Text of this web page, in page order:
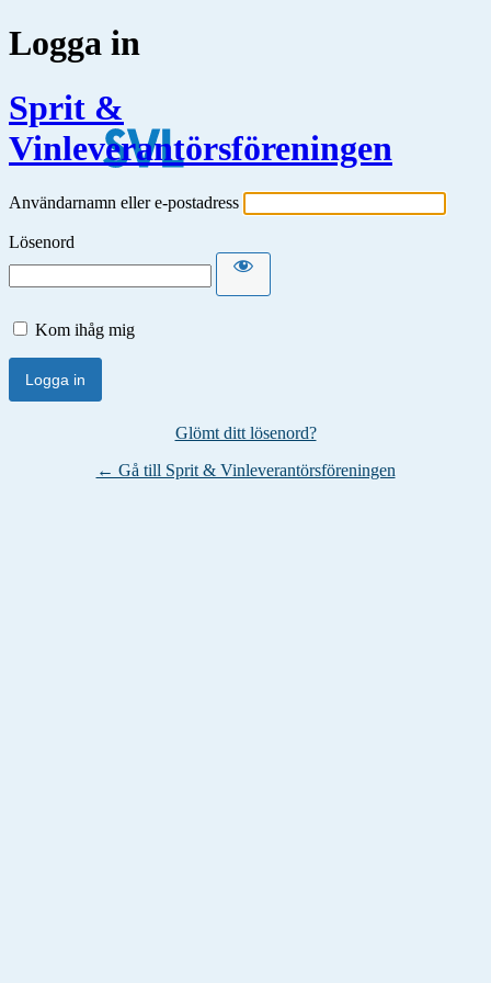
Logga in
Sprit &
Vinleverantörsföreningen
Användarnamn eller e-postadress
Lösenord
Kom ihåg mig
Glömt ditt lösenord?
← Gå till Sprit & Vinleverantörsföreningen